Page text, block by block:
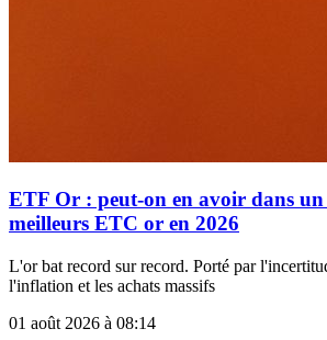
ETF Or : peut-on en avoir dans un
meilleurs ETC or en 2026
L'or bat record sur record. Porté par
l'inflation et les achats massifs
01 août 2026 à 08:14